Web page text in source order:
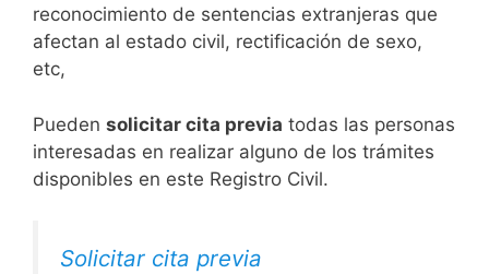
reconocimiento de sentencias extranjeras que
afectan al estado civil, rectificación de sexo,
etc,
​Pueden solicitar cita previa todas las personas
interesadas en realizar alguno de los trámites
disponibles en este Registro Civil.​
Solicitar cita previa